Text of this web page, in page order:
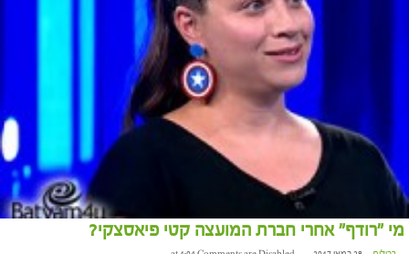
מי "רודף" אחרי חברת המועצה קטי פיאסצקי?